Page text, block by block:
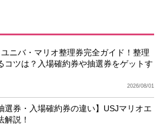
ユニバ・マリオ整理券完全ガイド！整理
コツは？入場確約券や抽選券をゲットす
2026/08/01
選券・入場確約券の違い】USJマリオエ
解説！